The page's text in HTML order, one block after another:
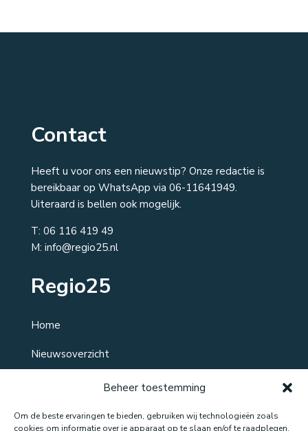
Beheer toestemming
Om de beste ervaringen te bieden, gebruiken wij technologieën zoals
cookies om informatie over je apparaat op te slaan en/of te raadplegen.
Contact
Heeft u voor ons een nieuwstip? Onze redactie is
bereikbaar op WhatsApp via 06-11641949.
Uiteraard is bellen ook mogelijk.
T: 06 116 419 49
M: info@regio25.nl
Regio25
Home
Nieuwsoverzicht
Contact